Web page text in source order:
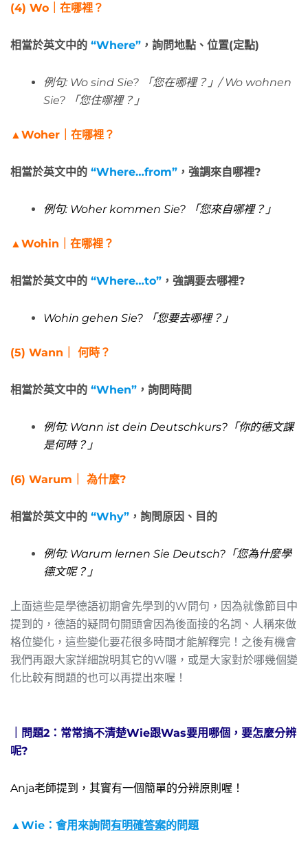
(4) Wo ｜在哪裡 ？
相當於英文中的 “Where” ，詢問地點、位置(定點)
例句: Wo sind Sie? 「您在哪裡？ 」 / Wo wohnen
Sie? 「您住哪裡？」
▲ Woher ｜在哪裡 ？
相當於英文中的 “Where…from” ，強調來自哪裡?
例句: Woher kommen Sie? 「您來自哪裡？ 」
▲ Wohin ｜在哪裡 ？
相當於英文中的 “Where…to” ，強調要去哪裡?
Wohin gehen Sie? 「您要去哪裡？ 」
(5) Wann ｜ 何時？
相當於英文中的 “When” ，詢問時間
例句:Wann ist dein Deutschkurs?「你的德文課
是何時？ 」
(6) Warum ｜ 為什麼?
相當於英文中的 “Why” ，詢問原因、目的
例句: Warum lernen Sie Deutsch?「您為什麼學
德文呢？」
上面這些是學德語初期會先學到的W問句，因為就像節目中
提到的，德語的疑問句開頭會因為後面接的名詞、人稱來做
格位變化，這些變化要花很多時間才能解釋完！之後有機會
我們再跟大家詳細說明其它的W囉，或是大家對於哪幾個變
化比較有問題的也可以再提出來喔！
｜問題2： 常常搞不清楚Wie跟Was要用哪個，要怎麼分辨
呢?
Anja老師提到，其實有一個簡單的分辨原則喔！
▲Wie：會用來詢問有明確答案的問題